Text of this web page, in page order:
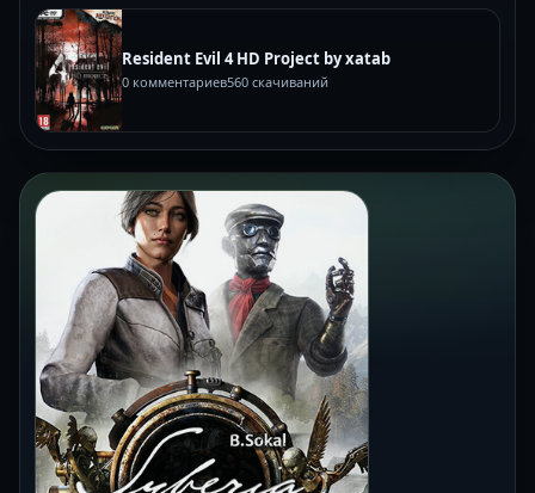
Resident Evil 4 HD Project by xatab
0 комментариев560 скачиваний